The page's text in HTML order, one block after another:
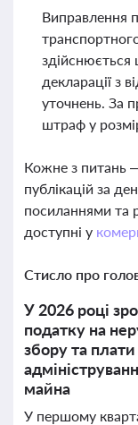
Виправлення
декларації з
уточнень. За
штраф у
Кожне з питань
публікацій за
посиланнями та
доступні у
Стисло про
У 2026 році
податку на
збору та
майна
У першому